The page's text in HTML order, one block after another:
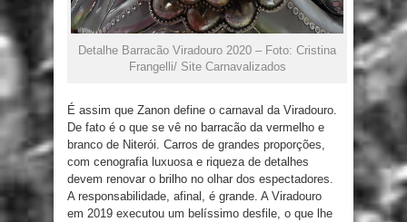
Detalhe Barracão Viradouro 2020 – Foto: Cristina
Frangelli/ Site Carnavalizados
É assim que Zanon define o carnaval da Viradouro.
De fato é o que se vê no barracão da vermelho e
branco de Niterói. Carros de grandes proporções,
com cenografia luxuosa e riqueza de detalhes
devem renovar o brilho no olhar dos espectadores.
A responsabilidade, afinal, é grande. A Viradouro
em 2019 executou um belíssimo desfile, o que lhe